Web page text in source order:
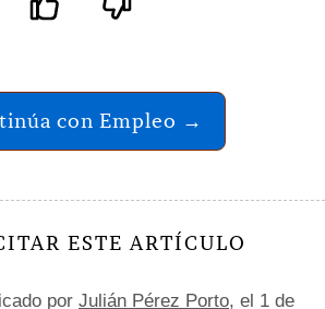
con Empleo →
ESTE ARTÍCULO
por Julián Pérez Porto, el 1 de